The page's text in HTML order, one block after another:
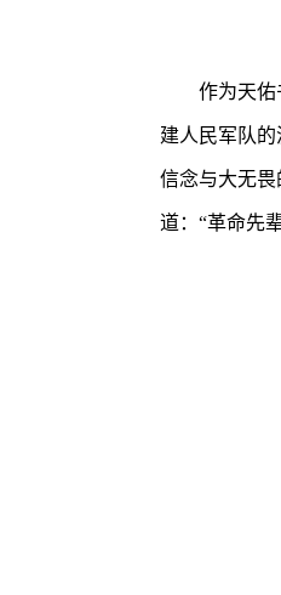
作为天佑
建人民军队
信念与大无
道：“革命先